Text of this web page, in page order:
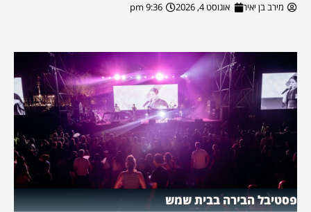
מירב בן יאיר אוגוסט 4, 2026 9:36 pm
פסטיבל הבירה בבית שמש